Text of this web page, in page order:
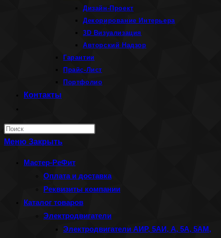
Дизайн-Проект
Декорирование Интерьера
3D Визуализация
Авторский Надзор
Гарантии
Прайс-Лист
Портфолио
Контакты
поиск
по
сайту
закрыть
панель
Меню Закрыть
Мастер-РеФит
Оплата и доставка
Реквизиты компании
Каталог товаров
Электродвигатели
Электродвигатели АИР, 5АИ, А, 5А, 5АМ,